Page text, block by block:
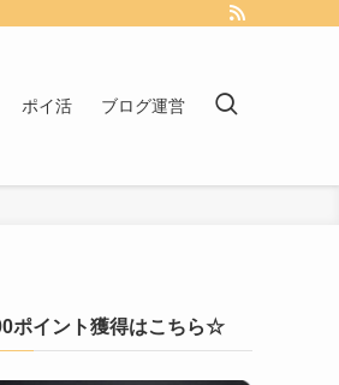
ポイ活 ブログ運営
ポイント獲得はこちら☆